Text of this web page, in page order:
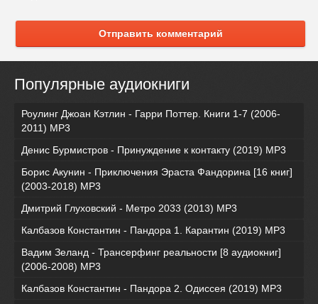
Отправить комментарий
Популярные аудиокниги
Роулинг Джоан Кэтлин - Гарри Поттер. Книги 1-7 (2006-
2011) MP3
Денис Бурмистров - Принуждение к контакту (2019) MP3
Борис Акунин - Приключения Эраста Фандорина [16 книг]
(2003-2018) МР3
Дмитрий Глуховский - Метро 2033 (2013) MP3
Калбазов Константин - Пандора 1. Карантин (2019) MP3
Вадим Зеланд - Трансерфинг реальности [8 аудиокниг]
(2006-2008) MP3
Калбазов Константин - Пандора 2. Одиссея (2019) MP3